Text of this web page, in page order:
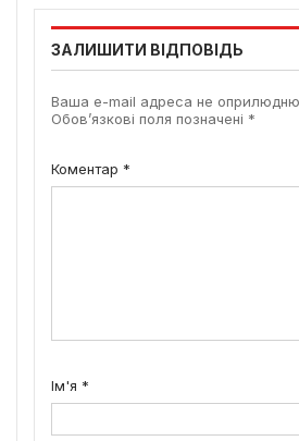
ЗАЛИШИТИ ВІДПОВІДЬ
Ваша e-mail адреса не
Обов’язкові поля позначені *
Коментар *
Ім'я *